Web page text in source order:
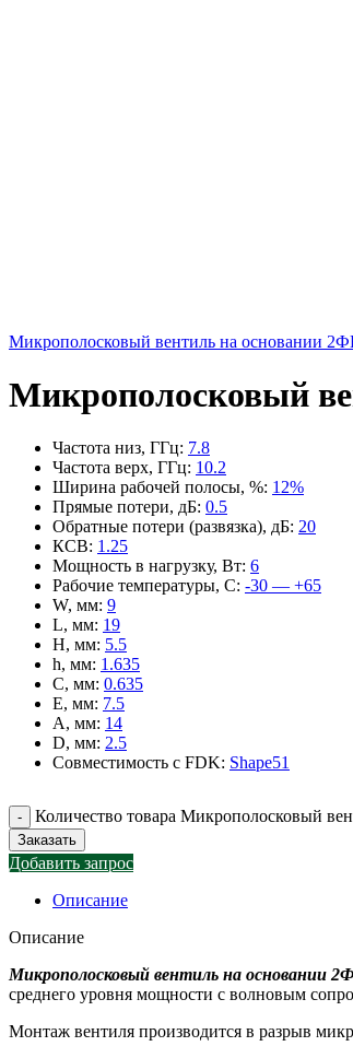
Микрополосковый вентиль на основании
Микрополосковый
Частота низ, ГГц: 7.8
Частота верх, ГГц: 10.2
Ширина рабочей полосы, %: 12%
Прямые потери, дБ: 0.5
Обратные потери (развязка), дБ: 20
КСВ: 1.25
Мощность в нагрузку, Вт: 6
Рабочие температуры, С: -30 — +65
W, мм: 9
L, мм: 19
H, мм: 5.5
h, мм: 1.635
C, мм: 0.635
E, мм: 7.5
A, мм: 14
D, мм: 2.5
Совместимость с FDK: Shape51
Количество товара Микрополосковый
Заказать
Добавить запрос
Описание
Описание
Микрополосковый вентиль на основании
среднего уровня мощности с волновым
Монтаж вентиля производится в разрыв